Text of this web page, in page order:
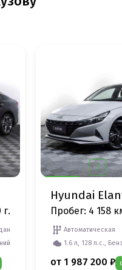
г.
Hyundai
Пробег: 4 158
Автоматическая
1.6 л, 128 л.с.,
от 1 987 200 ₽